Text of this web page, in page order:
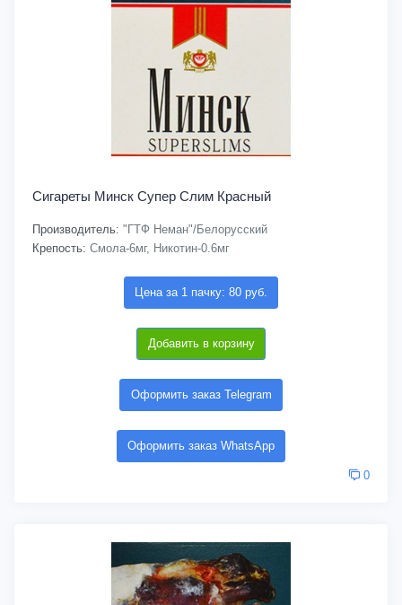
Сигареты Минск Супер Слим Красный
Производитель: "ГТФ Неман"/Белорусский
Крепость: Смола-6мг, Никотин-0.6мг
Цена за 1 пачку: 80 руб.
Добавить в корзину
Оформить заказ Telegram
Оформить заказ WhatsApp
0